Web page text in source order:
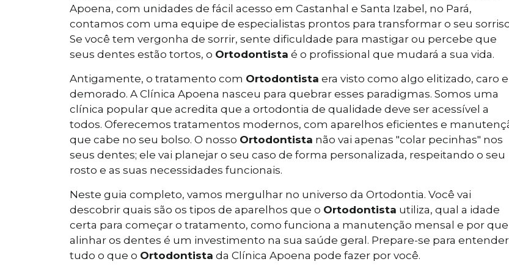
Apoena, com unidades de fácil acesso em Castanhal e Santa Izabel, no Pará,
contamos com uma equipe de especialistas prontos para transformar o seu
Se você tem vergonha de sorrir, sente dificuldade para mastigar ou percebe que
seus dentes estão tortos, o Ortodontista é o profissional que mudará a sua vida.
Antigamente, o tratamento com Ortodontista era visto como algo elitizado, caro e
demorado. A Clínica Apoena nasceu para quebrar esses paradigmas. Somos uma
clínica popular que acredita que a ortodontia de qualidade deve ser acessível a
todos. Oferecemos tratamentos modernos, com aparelhos eficientes e
que cabe no seu bolso. O nosso Ortodontista não vai apenas "colar pecinhas" nos
seus dentes; ele vai planejar o seu caso de forma personalizada, respeitando o seu
rosto e as suas necessidades funcionais.
Neste guia completo, vamos mergulhar no universo da Ortodontia. Você vai
descobrir quais são os tipos de aparelhos que o Ortodontista utiliza, qual a idade
certa para começar o tratamento, como funciona a manutenção mensal e por que
alinhar os dentes é um investimento na sua saúde geral. Prepare-se para entender
tudo o que o Ortodontista da Clínica Apoena pode fazer por você.